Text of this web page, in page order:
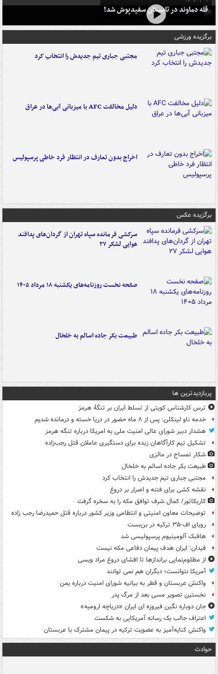
قله دماوند در تابستان سفیدپوش شد!
برگزیده ورزشی
مجتبی جباری تیم جدیدش را انتخاب کرد
دلیل مخالفت AFC با میزبانی آبی‌ها در عراق
اخراج بدون تعارف در انتظار فرد خاطی پرسپولیس
برگزیده عکس
سرکشی فرمانده سپاه تهران از گردان‌های پدافند
هوایی لشکر ۲۷
صفحه نخست روزنامه‌های یکشنبه ۱۸ مرداد ۱۴۰۵
طبیعت بکر جاده اسالم به خلخال
پربازدیدترین ها
ترس کارشناس کویتی از تسلط ایران بر تنگۀ هرمز
خدمه ناو لینکلن: پس از ۸ ماه حضور در دریا خسته و درمانده‌ شدیم
هشدار دبیر شورای عالی امنیت ملی به امریکا درباره تنگه هرمز
تشکیل تیم کارآگاهان زبده برای دستگیری عاملان قتل رجب‌زاده
شکار تمساح در مالزی
طبیعت بکر جاده اسالم به خلخال
مجتبی جباری تیم جدیدش را انتخاب کرد
نقشه کشی برای فتنه و اصرار بر دروغ
کاریکاتور/ کمال شرف توافق مکه را به سخره گرفت
توضیحات معاون امنیتی و انتظامی وزیر کشور درباره قتل حمیدرضا رجب زاده
رویای اف-۳۵ ترکیه در بن‌بست
هافبک آلومینیوم پرسپولیسی شد
فیدان: ایران هدف پیمان دفاعی مکه نیست
از مظلوم‌نمایی براندازها تا افشای دروغ مراد ویسی
آمریکا نتوانست؛ دیگران هم نمی توانند
واکنش عربستان و قطر به بیانیه شورای امنیت درباره یمن
نخستین تصویر مسی بعد از مرگ پدر
جان دوباره نگین فیروزه ای ایران «دریاچه ارومیه»
اعتراف جالب یک رسانه آمریکایی به شکست
واکنش کنایه‌آمیز به عضویت ترکیه در پیمان مشترک با عربستان
حوادث